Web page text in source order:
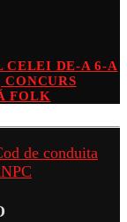
CELEI DE-A 6-A
FOLK
de conduita